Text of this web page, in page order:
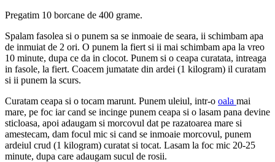
Pregatim 10 borcane de 400 grame.
Spalam fasolea si o punem sa se inmoaie de seara, ii schimbam apa
de inmuiat de 2 ori. O punem la fiert si ii mai schimbam apa la vreo
10 minute, dupa ce da in clocot. Punem si o ceapa curatata, intreaga
in fasole, la fiert. Coacem jumatate din ardei (1 kilogram) il curatam
si ii punem la scurs.
Curatam ceapa si o tocam marunt. Punem uleiul, intr-o oala mai
mare, pe foc iar cand se incinge punem ceapa si o lasam pana devine
sticloasa, apoi adaugam si morcovul dat pe razatoarea mare si
amestecam, dam focul mic si cand se inmoaie morcovul, punem
ardeiul crud (1 kilogram) curatat si tocat. Lasam la foc mic 20-25
minute, dupa care adaugam sucul de rosii.